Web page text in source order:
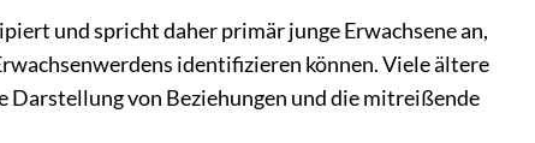
und spricht daher primär junge Erwachsene an,
identifizieren können. Viele ältere
Darstellung von Beziehungen und die mitreißende